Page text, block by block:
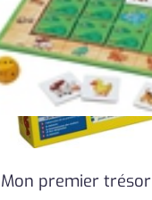
Mon premier